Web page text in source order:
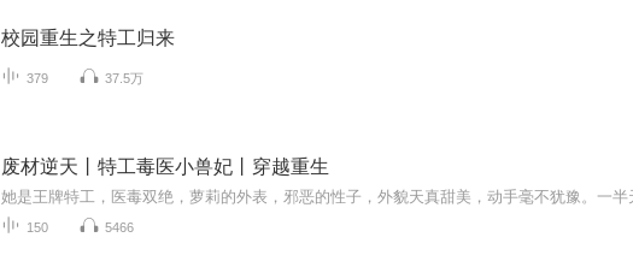
校园重生之特工归来
379 37.5万
废材逆天丨特工毒医小兽妃丨穿越重生
150 5466